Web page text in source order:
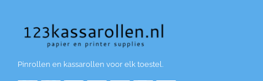
Pinrollen en kassarollen voor elk toestel.